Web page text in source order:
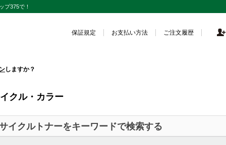
プ375で！
保証規定 お支払い方法 ご注文履歴
しますか？
クル・カラー
イクルトナーをキーワードで検索する